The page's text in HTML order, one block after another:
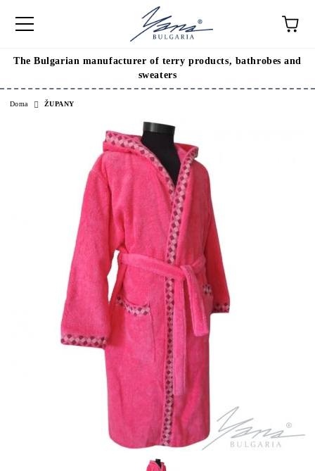
The Bulgarian manufacturer of terry products, bathrobes and
sweaters
Doma ŽUPANY